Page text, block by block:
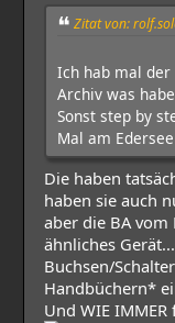
Zitat von:
Ich hab mal
Archiv was
Sonst step by
Mal am Edersee
Die haben
haben sie auch
aber die BA vom
ähnliches
Buchsen/
Handbüchern*
Und WIE